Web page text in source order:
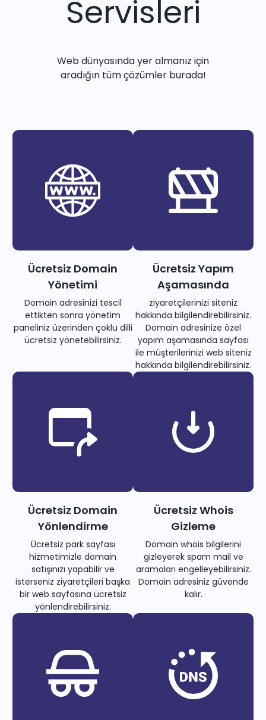
Servisleri
Web dünyasında yer almanız için
aradığın tüm çözümler burada!
Ücretsiz Domain
Yönetimi
Domain adresinizi tescil
ettikten sonra yönetim
paneliniz üzerinden çoklu dilli
ücretsiz yönetebilirsiniz.
Ücretsiz Yapım
Aşamasında
ziyaretçilerinizi siteniz
hakkında bilgilendirebilirsiniz.
Domain adresinize özel
yapım aşamasında sayfası
ile müşterilerinizi web siteniz
hakkında bilgilendirebilirsiniz.
Ücretsiz Domain
Yönlendirme
Ücretsiz park sayfası
hizmetimizle domain
satışınızı yapabilir ve
isterseniz ziyaretçileri başka
bir web sayfasına ücretsiz
yönlendirebilirsiniz.
Ücretsiz Whois
Gizleme
Domain whois bilgilerini
gizleyerek spam mail ve
aramaları engelleyebilirsiniz.
Domain adresiniz güvende
kalır.